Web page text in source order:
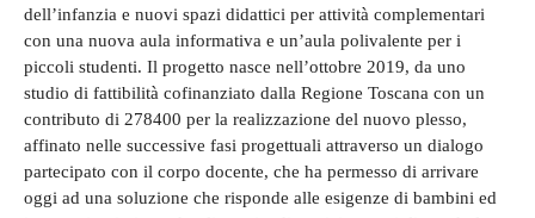
dell’infanzia e nuovi spazi didattici per attività complementari
con una nuova aula informativa e un’aula polivalente per i
piccoli studenti. Il progetto nasce nell’ottobre 2019, da uno
studio di fattibilità cofinanziato dalla Regione Toscana con un
contributo di 278400 per la realizzazione del nuovo plesso,
affinato nelle successive fasi progettuali attraverso un dialogo
partecipato con il corpo docente, che ha permesso di arrivare
oggi ad una soluzione che risponde alle esigenze di bambini ed